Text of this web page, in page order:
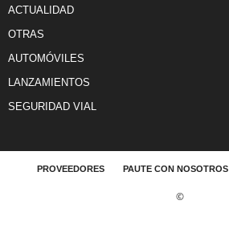
ACTUALIDAD
OTRAS
AUTOMÓVILES
LANZAMIENTOS
SEGURIDAD VIAL
PROVEEDORES PAUTE CON NOSOTROS
©